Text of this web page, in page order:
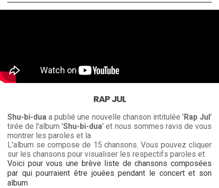
RAP JUL
Shu-bi-dua a publié une nouvelle chanson intitulée 'Rap Jul'
tirée de l'album 'Shu-bi-dua' et nous sommes ravis de vous
montrer les paroles et la
L'album se compose de 15 chansons. Vous pouvez cliquer
sur les chansons pour visualiser les respectifs paroles et
Voici pour vous une brève liste de chansons composées
par qui pourraient être jouées pendant le concert et son
album